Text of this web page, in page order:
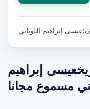
إبراهيم اللوباني
إبراهيم
مسموع مجانا